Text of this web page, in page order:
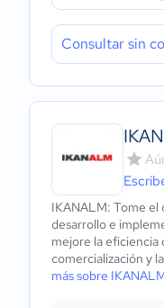
Consultar sin
IKANALM: Tome el
desarrollo e
mejore la eficiencia
comercialización y
más sobre